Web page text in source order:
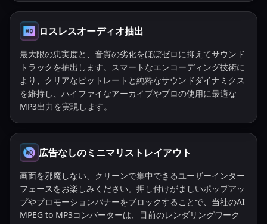
ロスレスオーディオ抽出
最大限の忠実度と、音質の劣化をほぼゼロに抑えてサウンド
トラックを抽出します。スマートなエンコーディング技術に
より、クリアなビットレートと純粋なサウンドダイナミクス
を維持し、ハイファイなアーカイブやプロの使用に最適な
MP3出力を実現します。
広告なしのミニマリストレイアウト
画面を邪魔しない、クリーンで集中できるユーザーインター
フェースをお楽しみください。押し付けがましいポップアッ
プやプロモーションバナーをブロックすることで、当社のAI
MPEG to MP3コンバーターは、目前のレンダリングワーク